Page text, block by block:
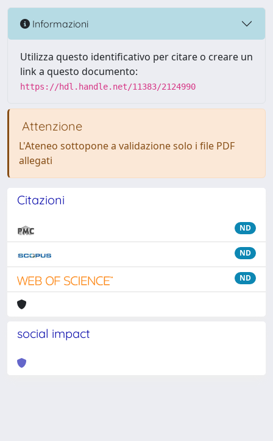
Informazioni
Utilizza questo identificativo per citare o creare un
link a questo documento:
https://hdl.handle.net/11383/2124990
Attenzione
L'Ateneo sottopone a validazione solo i file PDF
allegati
Citazioni
ND
ND
ND
social impact